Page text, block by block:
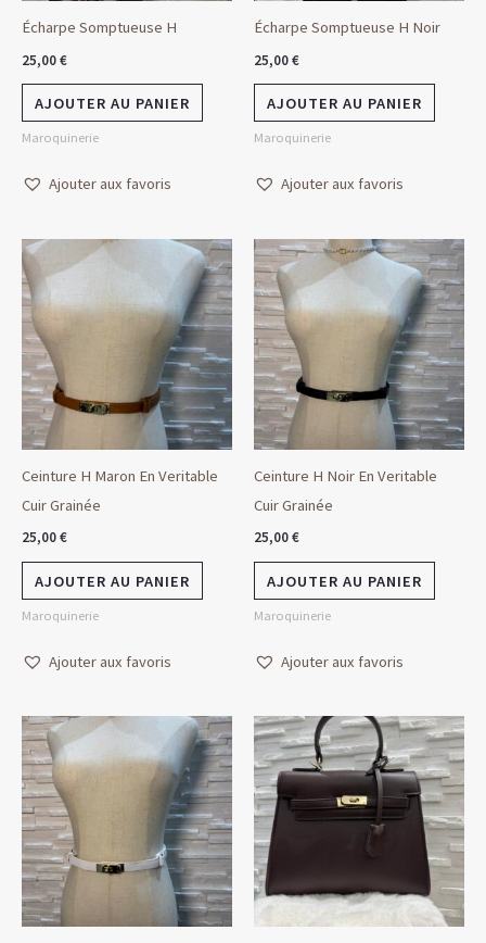
Écharpe Somptueuse H
25,00€
AJOUTER AU PANIER
Maroquinerie
Ajouter aux favoris
Écharpe Somptueuse H Noir
25,00€
AJOUTER AU PANIER
Maroquinerie
Ajouter aux favoris
Ceinture H Maron En Veritable
Cuir Grainée
25,00€
AJOUTER AU PANIER
Maroquinerie
Ajouter aux favoris
Ceinture H Noir En Veritable
Cuir Grainée
25,00€
AJOUTER AU PANIER
Maroquinerie
Ajouter aux favoris